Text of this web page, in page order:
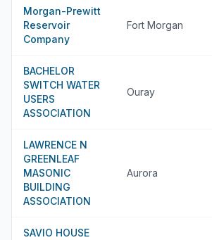
Morgan-Prewitt
Reservoir
Company
Fort Morgan
BACHELOR
SWITCH WATER
USERS
ASSOCIATION
Ouray
LAWRENCE N
GREENLEAF
MASONIC
BUILDING
ASSOCIATION
Aurora
SAVIO HOUSE